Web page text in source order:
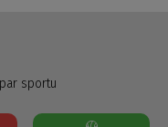
sportu